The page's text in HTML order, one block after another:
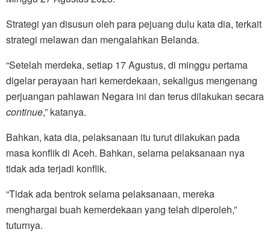
Strategi yan disusun oleh para pejuang dulu kata dia, terkait
strategi melawan dan mengalahkan Belanda.
“Setelah merdeka, setiap 17 Agustus, di minggu pertama
digelar perayaan hari kemerdekaan, sekaligus mengenang
perjuangan pahlawan Negara ini dan terus dilakukan secara
continue,” katanya.
Bahkan, kata dia, pelaksanaan itu turut dilakukan pada
masa konflik di Aceh. Bahkan, selama pelaksanaan nya
tidak ada terjadi konflik.
“Tidak ada bentrok selama pelaksanaan, mereka
menghargai buah kemerdekaan yang telah diperoleh,”
tuturnya.